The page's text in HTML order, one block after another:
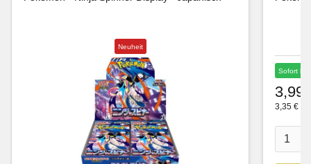
Neuheit
Sofort
3,99
3,35 €